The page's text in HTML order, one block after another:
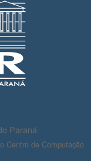
Paraná
Centro de Computação